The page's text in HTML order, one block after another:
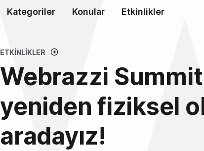
Kategoriler Konular Etkinlikler
ETKINLIKLER
Webrazzi
yeniden fiziksel
aradayız!